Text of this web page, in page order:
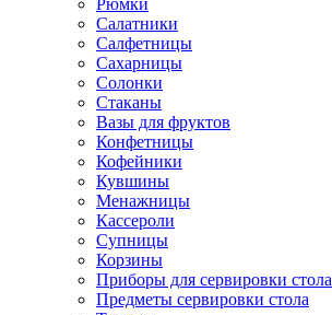
Рюмки
Салатники
Салфетницы
Сахарницы
Солонки
Стаканы
Вазы для фруктов
Конфетницы
Кофейники
Кувшины
Менажницы
Кассероли
Супницы
Корзины
Приборы для сервировки стола
Предметы сервировки стола